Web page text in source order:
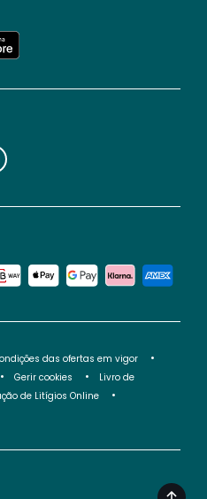
das ofertas em vigor
Gerir cookies
Livro de
de Litígios Online